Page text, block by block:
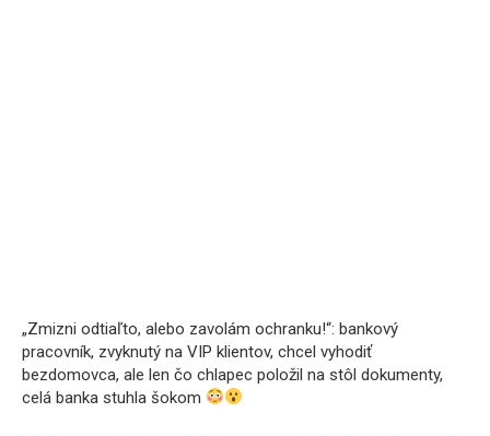
„Zmizni odtiaľto, alebo zavolám ochranku!“: bankový
pracovník, zvyknutý na VIP klientov, chcel vyhodiť
bezdomovca, ale len čo chlapec položil na stôl dokumenty,
celá banka stuhla šokom